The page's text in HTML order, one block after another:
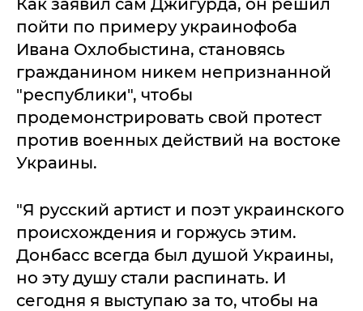
Как заявил сам Джигурда, он решил
пойти по примеру украинофоба
Ивана Охлобыстина, становясь
гражданином никем непризнанной
"республики", чтобы
продемонстрировать свой протест
против военных действий на востоке
Украины.
"Я русский артист и поэт украинского
происхождения и горжусь этим.
Донбасс всегда был душой Украины,
но эту душу стали распинать. И
сегодня я выступаю за то, чтобы на